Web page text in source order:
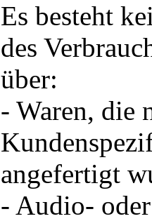
Es besteht
des
über:
- Waren, die
angefertigt
- Audio- oder